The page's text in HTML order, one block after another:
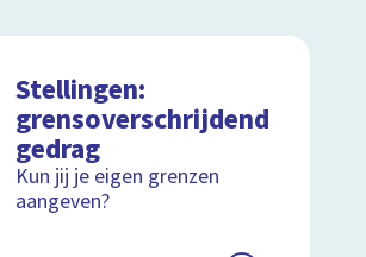
Stellingen:
grensoverschrijdend
gedrag
Kun jij je eigen grenzen
aangeven?